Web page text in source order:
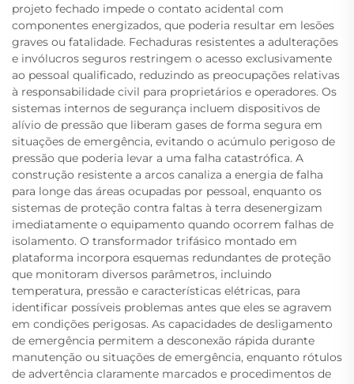
projeto fechado impede o contato acidental com
componentes energizados, que poderia resultar em lesões
graves ou fatalidade. Fechaduras resistentes a adulterações
e invólucros seguros restringem o acesso exclusivamente
ao pessoal qualificado, reduzindo as preocupações relativas
à responsabilidade civil para proprietários e operadores. Os
sistemas internos de segurança incluem dispositivos de
alívio de pressão que liberam gases de forma segura em
situações de emergência, evitando o acúmulo perigoso de
pressão que poderia levar a uma falha catastrófica. A
construção resistente a arcos canaliza a energia de falha
para longe das áreas ocupadas por pessoal, enquanto os
sistemas de proteção contra faltas à terra desenergizam
imediatamente o equipamento quando ocorrem falhas de
isolamento. O transformador trifásico montado em
plataforma incorpora esquemas redundantes de proteção
que monitoram diversos parâmetros, incluindo
temperatura, pressão e características elétricas, para
identificar possíveis problemas antes que eles se agravem
em condições perigosas. As capacidades de desligamento
de emergência permitem a desconexão rápida durante
manutenção ou situações de emergência, enquanto rótulos
de advertência claramente marcados e procedimentos de